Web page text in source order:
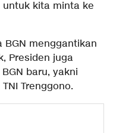
kita minta ke
BGN menggantikan
Presiden juga
baru, yakni
Trenggono.